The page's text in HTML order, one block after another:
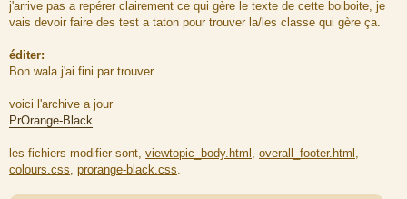
j'arrive pas a repérer clairement ce qui gère le texte de cette boiboite, je
vais devoir faire des test a taton pour trouver la/les classe qui gère ça.
éditer:
Bon wala j'ai fini par trouver
voici l'archive a jour
PrOrange-Black
les fichiers modifier sont, viewtopic_body.html , overall_footer.html ,
colours.css, prorange-black.css.